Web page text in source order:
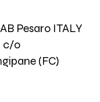
Pesaro ITALY
c/o
(FC)